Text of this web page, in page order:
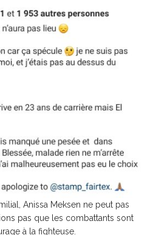
Anissa Meksen ne peut pas
pas que les combattants sont
à la fighteuse.